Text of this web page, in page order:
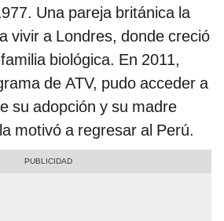
Una pareja británica la
vivir a Londres, donde creció
biológica. En 2011,
de ATV, pudo acceder a
su adopción y su madre
motivó a regresar al Perú.